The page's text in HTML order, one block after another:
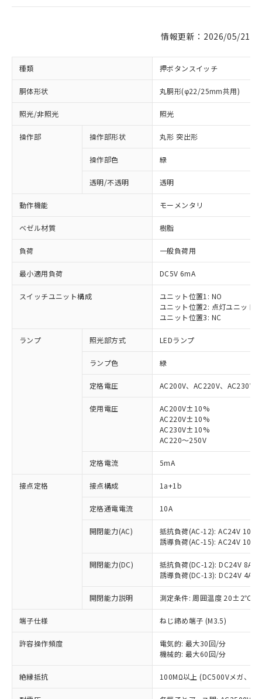
情報更新：2026/05/21
種類 押ボタンスイッチ
胴体形状 丸胴形(φ22/25mm共用)
照光/非照光 照光
操作部 操作部形状 丸形 突出形
操作部色 緑
透明/不透明 透明
動作機能 モーメンタリ
ベゼル材質 樹脂
負荷 一般負荷用
最小適用負荷 DC5V 6mA
スイッチユニット構成
ユニット位置1: NO
ユニット位置2: 点灯ユニット
ユニット位置3: NC
ランプ 照光部方式 LEDランプ
ランプ色 緑
定格電圧 AC200V、AC220V、AC230V
使用電圧
AC200V±10%
AC220V±10%
AC230V±10%
AC220～250V
定格電流 5mA
接点定格 接点構成 1a+1b
定格通電電流 10A
開閉能力(AC)
抵抗負荷(AC-12): AC24V 10A/
誘導負荷(AC-15): AC24V
開閉能力(DC)
抵抗負荷(DC-12): DC24V 8A/
誘導負荷(DC-13): DC24V 4A/
開閉能力説明 測定条件: 周囲温度 20±2℃、
端子仕様 ねじ締め端子 (M3.5)
許容操作頻度
電気的: 最大30回/分
機械的: 最大60回/分
絶縁抵抗 100MΩ以上 (DC500Vメガ、点
ご利用条件
以下の条件をお読みいただき、同意のうえ
ご利用ください。
本サービスは、当社制御機器事業取扱
商品の当社在庫状況および標準価格
(税抜)を提供させていただくもので
当社制御機器事業取扱商品の中には、
本サービスの対象外となる商品もある
※1 対応状況
対応済み：EU RoHS指令（10物質）の
非含有に対応した製品が提供可能な商品で
対応予定：EU RoHS指令（10物質）の非含
有に対応した製品に切り替える予定のある
対応予定なし：EU RoHS指令（10物質）の
非含有に非対応の商品で、対応品を出す予
調査・確認中：EU RoHS指令（10物質）の
非含有の対応状況を調査中または確認中の
商品です。
非該当品：ライセンス料など無形物で、有
害物質有無と関係のない商品です。
仕入先様の事情により、非含有部品として
いたものが、含有品と判明した場合などや
「○」：最大均質材料含有率が中国RoHSの
基準値以下であることを示します。
「×」：最大均質材料含有率が中国RoHSの
基準値を超えていることを示します。
当社は、これら貴社製品のうち、外国